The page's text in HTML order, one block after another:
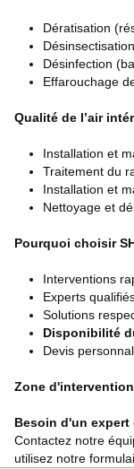
Dératisation
Désinfection
Effarouchage
Qualité de l’air
Installation et
Traitement du
Installation et
Nettoyage et
Pourquoi choisir
Interventions
Experts
Solutions
Disponibilité
Devis
Zone d'intervention
Besoin d'un
Contactez notre
utilisez notre